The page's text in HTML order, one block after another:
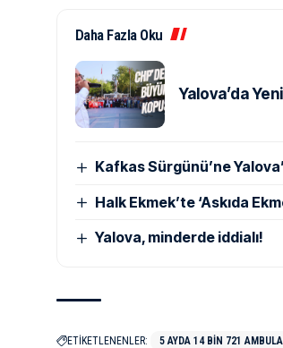
Daha Fazla Oku
Yalova’da
Kafkas Sürgünü’ne
Halk Ekmek’te ‘Askıda
Yalova, minderde iddialı!
ETİKETLENENLER: 5 AYDA 14 BIN 721